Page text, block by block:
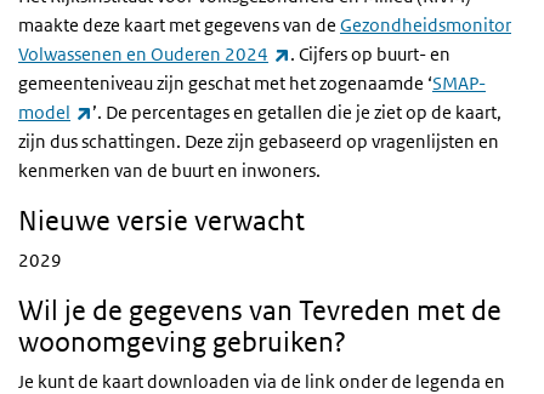
maakte deze kaart met gegevens van de Gezondheidsmonitor
Volwassenen en Ouderen 2024
(externe link)
. Cijfers op buurt- en
gemeenteniveau zijn geschat met het zogenaamde ‘SMAP-
model
(externe link)
’. De percentages en getallen die je ziet op de kaart,
zijn dus schattingen. Deze zijn gebaseerd op vragenlijsten en
kenmerken van de buurt en inwoners.
Nieuwe versie verwacht
2029
Wil je de gegevens van Tevreden met de
woonomgeving gebruiken?
Je kunt de kaart downloaden via de link onder de legenda en